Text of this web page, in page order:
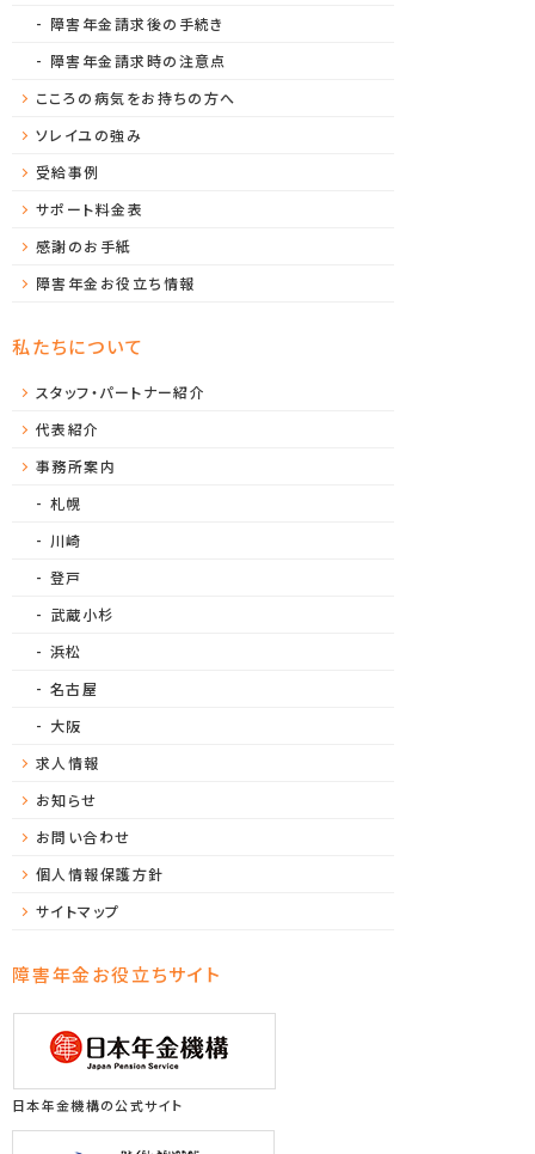
障害年金請求後の手続き
障害年金請求時の注意点
こころの病気をお持ちの方へ
ソレイユの強み
受給事例
サポート料金表
感謝のお手紙
障害年金お役立ち情報
私たちについて
スタッフ・パートナー紹介
代表紹介
事務所案内
札幌
川崎
登戸
武蔵小杉
浜松
名古屋
大阪
求人情報
お知らせ
お問い合わせ
個人情報保護方針
サイトマップ
障害年金お役立ちサイト
日本年金機構の公式サイト